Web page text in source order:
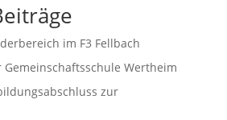
im F3 Fellbach
Gemeinschaftsschule Wertheim
zur